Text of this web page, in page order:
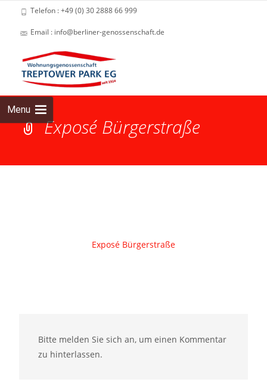
Telefon : +49 (0) 30 2888 66 999
Email : info@berliner-genossenschaft.de
Menu
Exposé Bürgerstraße
Exposé Bürgerstraße
Bitte melden Sie sich an, um einen Kommentar
zu hinterlassen.